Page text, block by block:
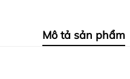
Mô tả sản phẩm